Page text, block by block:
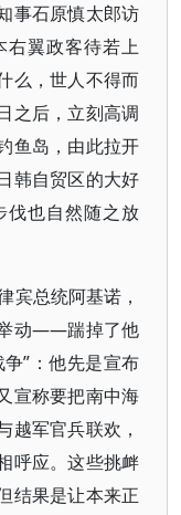
事石原慎太郎访
右翼政客待若上
么，世人不得而
之后，立刻高调
鱼岛，由此拉开
韩自贸区的大好
伐也自然随之放
宾总统阿基诺，
动——踹掉了他
”：他先是宣布
宣称要把南中海
越军官兵联欢，
呼应。这些挑衅
结果是让本来正